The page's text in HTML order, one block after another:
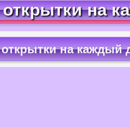
открытки на
открытки на каждый